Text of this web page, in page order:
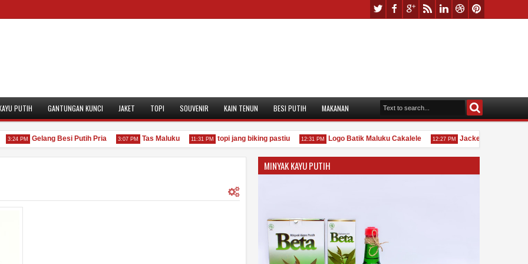
PUTIH GANTUNGAN KUNCI JAKET TOPI SOUVENIR KAIN TENUN BESI PUTIH MAKANAN
PM Gelang Besi Putih Pria 3:07 PM Tas Maluku 11:31 PM topi jang biking pastiu 12:31 PM Logo Batik Maluku Cakalele 12:27 PM Jacket Bastel Ambonia
MINYAK KAYU PUTIH